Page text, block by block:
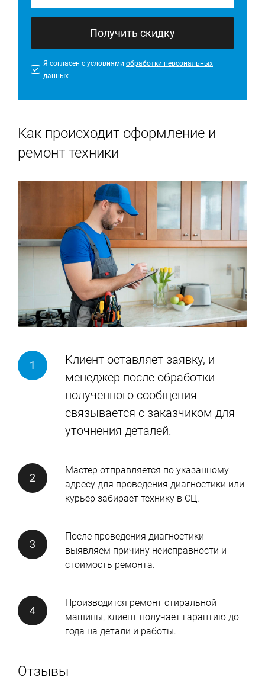
Получить скидку
Я согласен с условиями обработки персональных
данных
Как происходит оформление и
ремонт техники
Клиент оставляет заявку, и
менеджер после обработки
полученного сообщения
связывается с заказчиком для
уточнения деталей.
Мастер отправляется по указанному
адресу для проведения диагностики или
курьер забирает технику в СЦ.
После проведения диагностики
выявляем причину неисправности и
стоимость ремонта.
Производится ремонт стиральной
машины, клиент получает гарантию до
года на детали и работы.
Отзывы